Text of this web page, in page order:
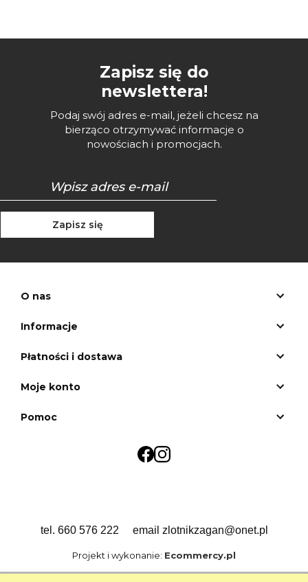
Zapisz się do
newslettera!
Podaj swój adres e-mail, jeżeli chcesz na
bierząco otrzymywać informacje o
nowościach i promocjach.
Zapisz się
O nas
Informacje
Płatności i dostawa
Moje konto
Pomoc
tel. 660 576 222 email zlotnikzagan@onet.pl
Projekt i wykonanie: Ecommercy.pl